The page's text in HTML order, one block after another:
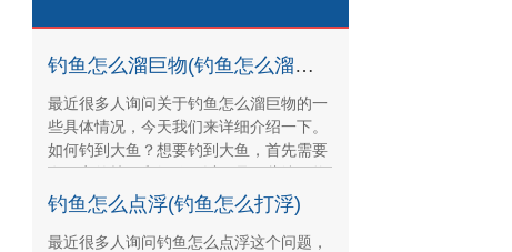
钓鱼怎么溜巨物(钓鱼怎么溜巨物最好)
最近很多人询问关于钓鱼怎么溜巨物的一
些具体情况，今天我们来详细介绍一下。
如何钓到大鱼？想要钓到大鱼，首先需要
有一定的技巧和经验。以下是一些溜巨物
的技巧。选择合适
钓鱼怎么点浮(钓鱼怎么打浮)
最近很多人询问钓鱼怎么点浮这个问题，